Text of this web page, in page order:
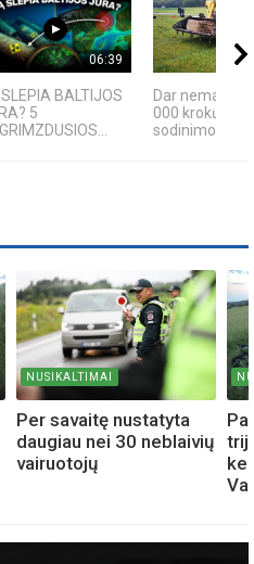
06:39
SLEPIA BALTIJOS
5
Dar
000 krokų
sodinimo
NUSIKALTIMAI
Per savaitę nustatyta
daugiau nei 30 neblaivių
vairuotojų